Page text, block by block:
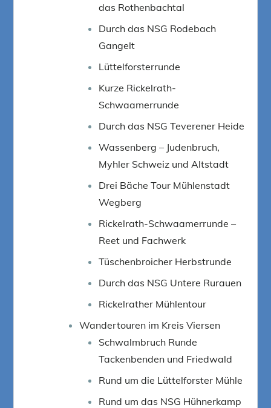
das Rothenbachtal
Durch das NSG Rodebach
Gangelt
Lüttelforsterrunde
Kurze Rickelrath-
Schwaamerrunde
Durch das NSG Teverener Heide
Wassenberg – Judenbruch,
Myhler Schweiz und Altstadt
Drei Bäche Tour Mühlenstadt
Wegberg
Rickelrath-Schwaamerrunde –
Reet und Fachwerk
Tüschenbroicher Herbstrunde
Durch das NSG Untere Rurauen
Rickelrather Mühlentour
Wandertouren im Kreis Viersen
Schwalmbruch Runde
Tackenbenden und Friedwald
Rund um die Lüttelforster Mühle
Rund um das NSG Hühnerkamp